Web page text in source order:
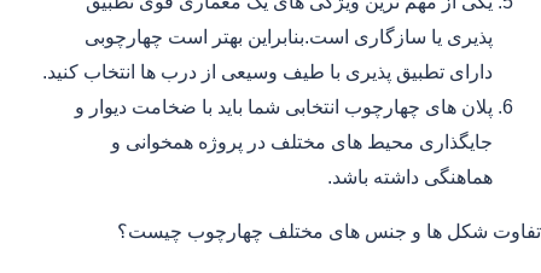
پذیری یا سازگاری است.بنابراین بهتر است چهارچوبی
دارای تطبیق پذیری با طیف وسیعی از درب ها انتخاب کنید.
پلان های چهارچوب انتخابی شما باید با ضخامت دیوار و
جایگذاری محیط های مختلف در پروژه همخوانی و
هماهنگی داشته باشد.
تفاوت شکل ها و جنس های مختلف چهارچوب چیست؟